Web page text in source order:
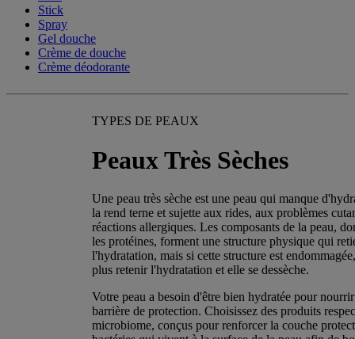
Stick
Spray
Gel douche
Crème de douche
Crème déodorante
TYPES DE PEAUX
Peaux Très Sèches
Une peau très sèche est une peau qui manque
la rend terne et sujette aux rides, aux problèmes
réactions allergiques. Les composants de la peau,
les protéines, forment une structure physique qui
l'hydratation, mais si cette structure est
plus retenir l'hydratation et elle se dessèche.
Votre peau a besoin d'être bien hydratée pour
barrière de protection. Choisissez des produits
microbiome, conçus pour renforcer la couche